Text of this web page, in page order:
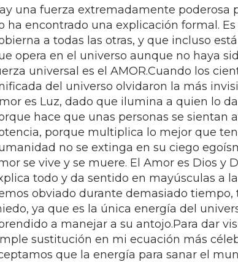
una fuerza extremadamente poderosa
ha encontrado una explicación formal.
a todas las otras, y que incluso
opera en el universo aunque no haya
universal es el AMOR.Cuando los
del universo olvidaron la más
es Luz, dado que ilumina a quien lo
hace que unas personas se sientan
porque multiplica lo mejor que
no se extinga en su ciego
se vive y se muere. El Amor es Dios y
todo y da sentido en mayúsculas a
obviado durante demasiado tiempo,
ya que es la única energía del
a manejar a su antojo.Para dar
sustitución en mi ecuación más
que la energía para sanar el